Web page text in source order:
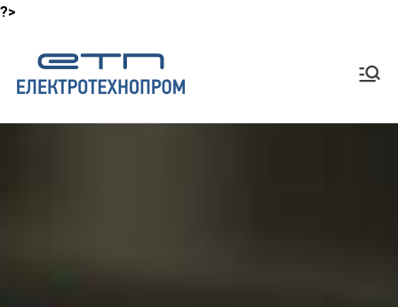
?>
вмісту